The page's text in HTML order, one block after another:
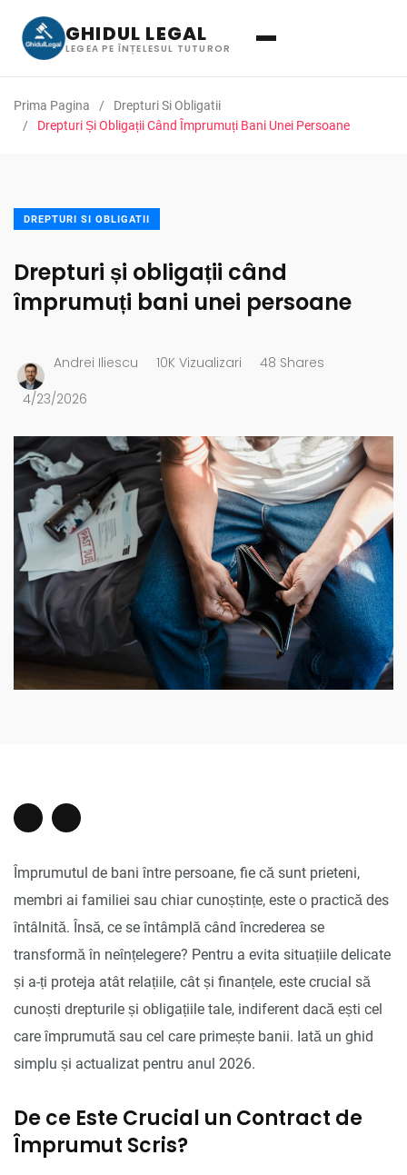
GHIDUL LEGAL
LEGEA PE ÎNȚELESUL TUTUROR
Prima Pagina
Drepturi Si Obligatii
Drepturi Și Obligații Când Împrumuți Bani Unei Persoane
DREPTURI SI OBLIGATII
Drepturi și obligații când
împrumuți bani unei persoane
Andrei Iliescu 10K Vizualizari 48 Shares
4/23/2026
Împrumutul de bani între persoane, fie că sunt prieteni,
membri ai familiei sau chiar cunoștințe, este o practică des
întâlnită. Însă, ce se întâmplă când încrederea se
transformă în neînțelegere? Pentru a evita situațiile delicate
și a-ți proteja atât relațiile, cât și finanțele, este crucial să
cunoști drepturile și obligațiile tale, indiferent dacă ești cel
care împrumută sau cel care primește banii. Iată un ghid
simplu și actualizat pentru anul 2026.
De ce Este Crucial un Contract de
Împrumut Scris?